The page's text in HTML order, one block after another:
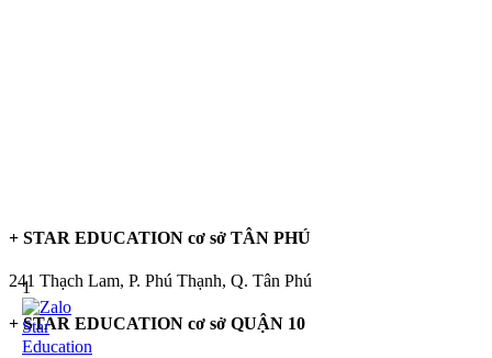
+ STAR EDUCATION cơ sở TÂN PHÚ
241 Thạch Lam, P. Phú Thạnh, Q. Tân Phú
+ STAR EDUCATION cơ sở QUẬN 10
1